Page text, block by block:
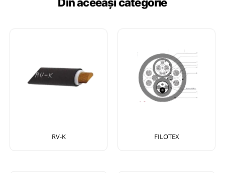
RV-K FILOTEX